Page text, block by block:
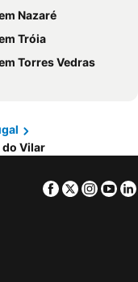
Nazaré
Tróia
Torres Vedras
do Vilar
Facebook
Twitter